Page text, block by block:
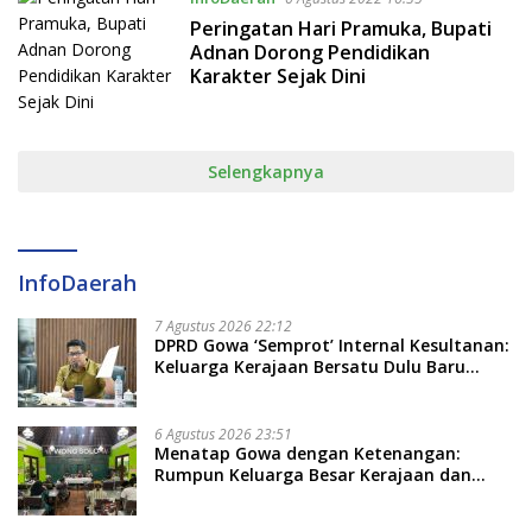
Peringatan Hari Pramuka, Bupati
Adnan Dorong Pendidikan
Karakter Sejak Dini
Selengkapnya
InfoDaerah
7 Agustus 2026 22:12
DPRD Gowa ‘Semprot’ Internal Kesultanan:
Keluarga Kerajaan Bersatu Dulu Baru
6 Agustus 2026 23:51
Menatap Gowa dengan Ketenangan:
Rumpun Keluarga Besar Kerajaan dan